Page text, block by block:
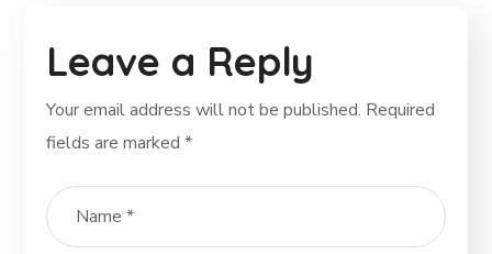
Leave a Reply
Your email address will not be published. Required
fields are marked*